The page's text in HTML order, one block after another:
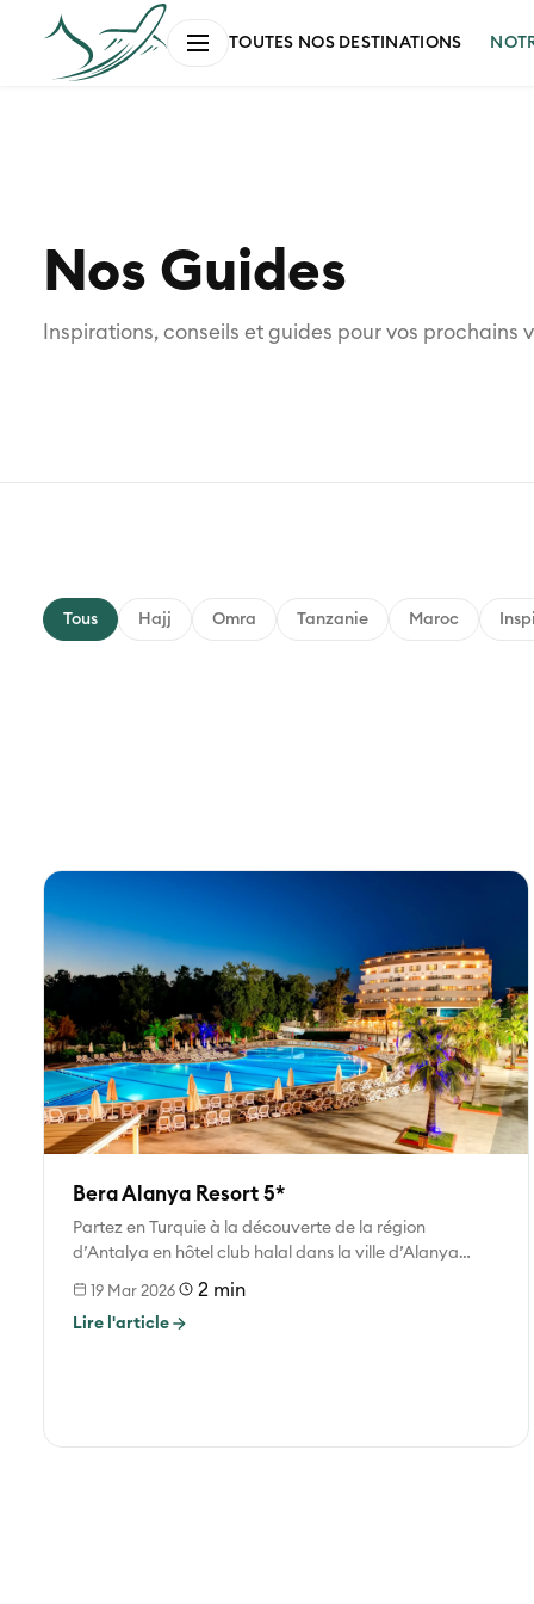
TOUTES NOS DESTINATIONS
Nos Guides
Inspirations, conseils et guides pour vos prochains
Tous Hajj Omra Tanzanie Maroc
Bera Alanya Resort 5*
Partez en Turquie à la découverte de la région
d’Antalya en hôtel club halal dans la ville d’Alanya
19 Mar 2026 2 min
Lire l'article